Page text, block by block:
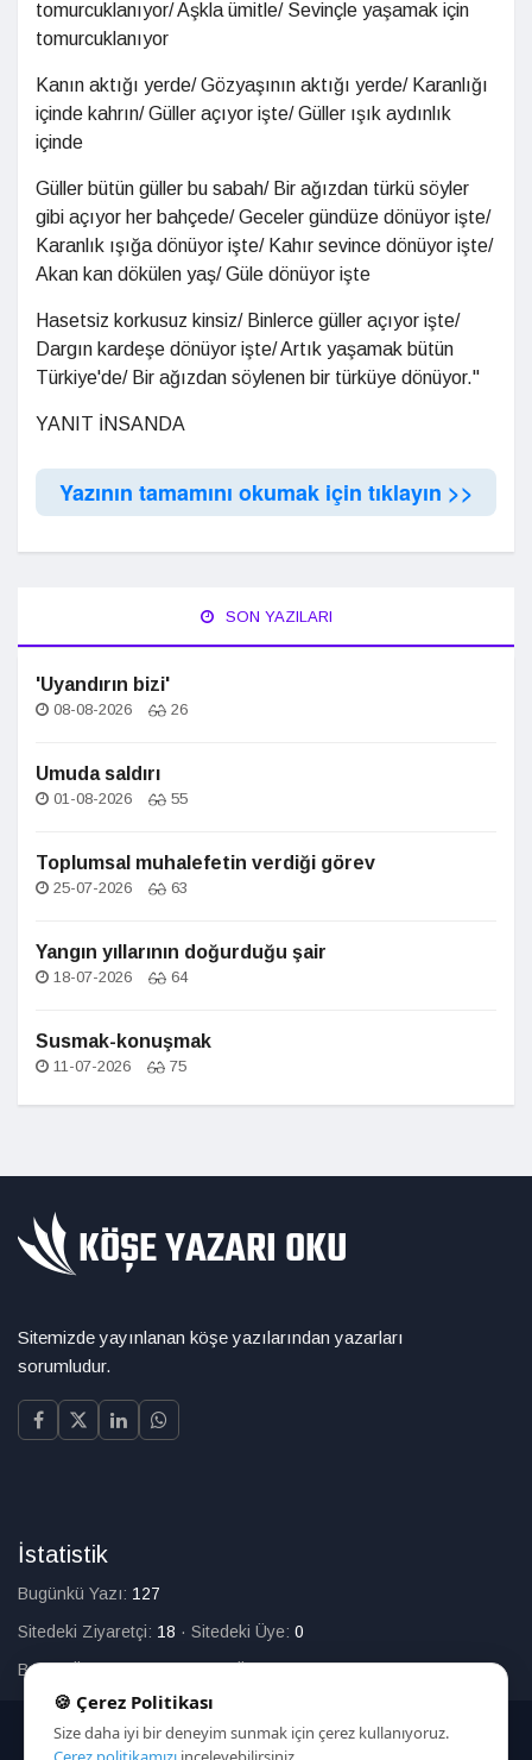
tomurcuklanıyor/ Aşkla ümitle/ Sevinçle yaşamak için
tomurcuklanıyor
Kanın aktığı yerde/ Gözyaşının aktığı yerde/ Karanlığı
içinde kahrın/ Güller açıyor işte/ Güller ışık aydınlık
içinde
Güller bütün güller bu sabah/ Bir ağızdan türkü söyler
gibi açıyor her bahçede/ Geceler gündüze dönüyor işte/
Karanlık ışığa dönüyor işte/ Kahır sevince dönüyor işte/
Akan kan dökülen yaş/ Güle dönüyor işte
Hasetsiz korkusuz kinsiz/ Binlerce güller açıyor işte/
Dargın kardeşe dönüyor işte/ Artık yaşamak bütün
Türkiye'de/ Bir ağızdan söylenen bir türküye dönüyor."
YANIT İNSANDA
Yazının tamamını okumak için tıklayın >>
SON YAZILARI
'Uyandırın bizi'
08-08-2026 26
Umuda saldırı
01-08-2026 55
Toplumsal muhalefetin verdiği görev
25-07-2026 63
Yangın yıllarının doğurduğu şair
18-07-2026 64
Susmak-konuşmak
11-07-2026 75
Sitemizde yayınlanan köşe yazılarından yazarları
sorumludur.
İstatistik
Bugünkü Yazı: 127
Sitedeki Ziyaretçi: 18 · Sitedeki Üye: 0
Bugün Üye Olan:0·Toplam Üye:226
© 2025
🍪 Çerez Politikası
Size daha iyi bir deneyim sunmak için çerez kullanıyoruz.